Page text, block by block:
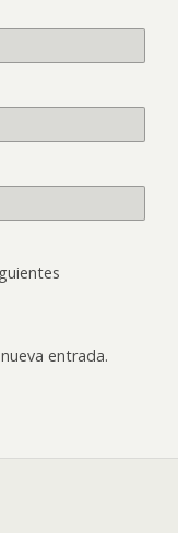
entrada.